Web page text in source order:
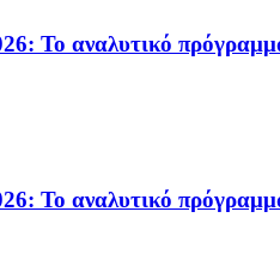
Το αναλυτικό
Το αναλυτικό